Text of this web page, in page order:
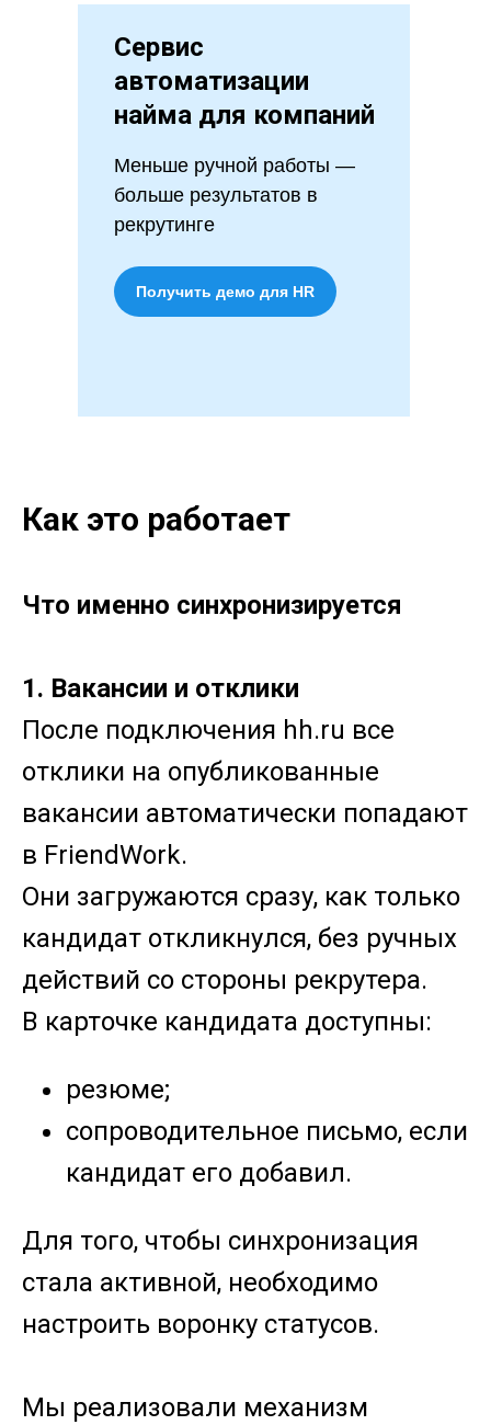
Сервис
автоматизации
найма для компаний
Меньше ручной работы —
больше результатов в
рекрутинге
Получить демо для HR
Как это работает
Что именно синхронизируется
1. Вакансии и отклики
После подключения hh.ru все
отклики на опубликованные
вакансии автоматически попадают
в FriendWork.
Они загружаются сразу, как только
кандидат откликнулся, без ручных
действий со стороны рекрутера.
В карточке кандидата доступны:
резюме;
сопроводительное письмо, если
кандидат его добавил.
Для того, чтобы синхронизация
стала активной, необходимо
настроить воронку статусов.
Мы реализовали механизм